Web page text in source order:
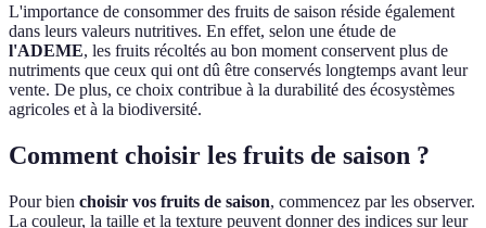
L'importance de consommer des fruits de saison réside également
dans leurs valeurs nutritives. En effet, selon une étude de
l'ADEME, les fruits récoltés au bon moment conservent plus de
nutriments que ceux qui ont dû être conservés longtemps avant leur
vente. De plus, ce choix contribue à la durabilité des écosystèmes
agricoles et à la biodiversité.
Comment choisir les fruits de saison ?
Pour bien choisir vos fruits de saison, commencez par les observer.
La couleur, la taille et la texture peuvent donner des indices sur leur